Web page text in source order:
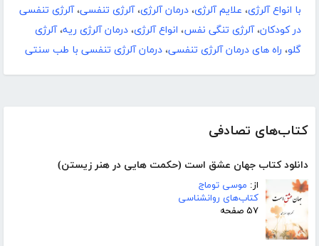
کتاب‌های تصادفی
دانلود کتاب جهان عشق است (حکمت هایی در هنر زیستن)
از: موسی توماج
کتاب‌های روانشناسی
۵۷ صفحه
با انواع آلرژی، علایم آلرژی، درمان آلرژی،آلرژی تنفسی،آلرژی تنفسی
در کودکان،آلرژی تنگی نفس، انواع آلرژی، درمان آلرژی ریه،آلرژی
گلو، راه های درمان آلرژی تنفسی، درمان آلرژی تنفسی با طب سنتی